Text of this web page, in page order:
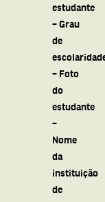
estudante
– Grau
de
– Foto
do
estudante
–
Nome
da
instituição
de